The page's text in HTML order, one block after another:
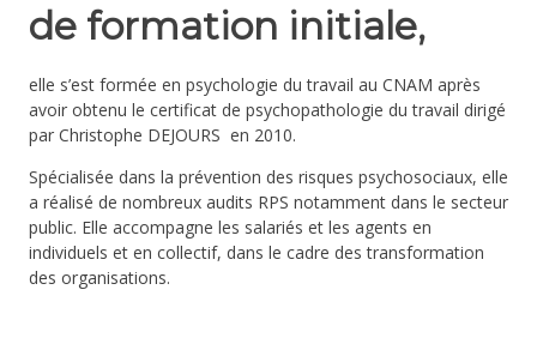
de formation initiale,
elle s’est formée en psychologie du travail au CNAM après
avoir obtenu le certificat de psychopathologie du travail dirigé
par Christophe DEJOURS en 2010.
Spécialisée dans la prévention des risques psychosociaux, elle
a réalisé de nombreux audits RPS notamment dans le secteur
public. Elle accompagne les salariés et les agents en
individuels et en collectif, dans le cadre des transformation
des organisations.